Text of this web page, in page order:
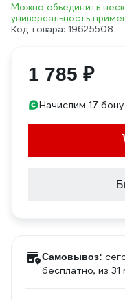
Можно объединить
универсальность
Код товара: 19625508
1 785 ₽
Начислим 17
Самовывоз:
бесплатно, из 31